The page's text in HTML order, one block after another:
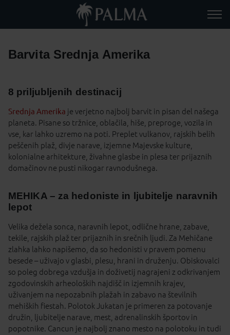
Barvita Srednja Amerika
8 priljubljenih destinacij
Srednja Amerika je verjetno najbolj barvit in pisan del našega
planeta. Pisane so tržnice, oblačila, hiše, preproge, vozila in
vse, kar lahko uzremo na poti. Preplet vulkanov, rajskih belih
peščenih plaž, divje narave, izjemne Majevske kulture,
kolonialne arhitekture, živahne glasbe in plesa ter prijaznih
domačinov ne pusti nikogar ravnodušnega.
MEHIKA – za hedoniste in ljubitelje naravnih
lepot
Velika dežela sonca, naravnih lepot, odlične hrane, zabave,
tekile, rajskih plaž ter prijaznih in srečnih ljudi. Za Mehičane
zlahka lahko napišemo, da so hedonisti v pravem pomenu
besede – uživajo v glasbi, plesu, hrani in druženju. Obiskovalci
so poleg dobrega vzdušja in doživetij nagrajeni z odkrivanjem
zgodovinskih arheoloških najdišč in izjemnih krajev,
uživanjem na nepozabnih plažah in zabavo na številnih
mehiških fiestah. Polotok Jukatan je primeren za potovanje
družin, ljubitelje narave, mest, adrenalinskih športov in
popotnike. Cancun je najbolj znano mesto na polotoku in tudi